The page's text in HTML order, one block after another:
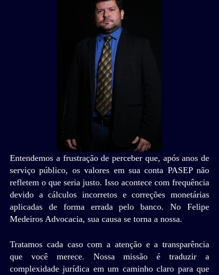
Entendemos a frustração de perceber que, após anos de
serviço público, os valores em sua conta PASEP não
refletem o que seria justo. Isso acontece com frequência
devido a cálculos incorretos e correções monetárias
aplicadas de forma errada pelo banco. No Felipe
Medeiros Advocacia, sua causa se torna a nossa.
Tratamos cada caso com a atenção e a transparência
que você merece. Nossa missão é traduzir a
complexidade jurídica em um caminho claro para que